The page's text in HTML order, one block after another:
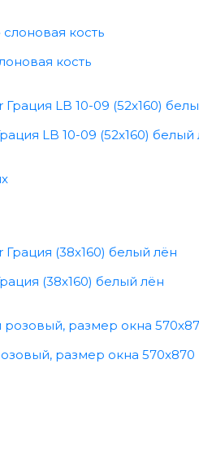
кость
LB 10-09 (52x160) белый
(38x160) белый лён
размер окна 570x870